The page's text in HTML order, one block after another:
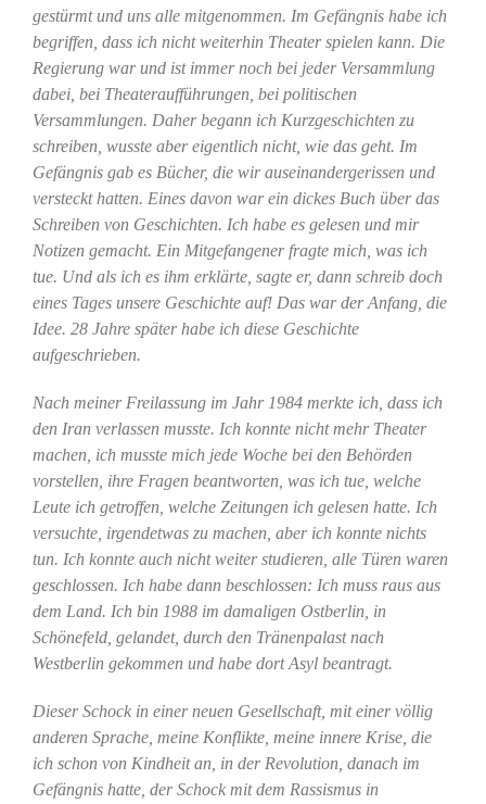
gestürmt und uns alle mitgenommen. Im Gefängnis habe ich
begriffen, dass ich nicht weiterhin Theater spielen kann. Die
Regierung war und ist immer noch bei jeder Versammlung
dabei, bei Theateraufführungen, bei politischen
Versammlungen. Daher begann ich Kurzgeschichten zu
schreiben, wusste aber eigentlich nicht, wie das geht. Im
Gefängnis gab es Bücher, die wir auseinandergerissen und
versteckt hatten. Eines davon war ein dickes Buch über das
Schreiben von Geschichten. Ich habe es gelesen und mir
Notizen gemacht. Ein Mitgefangener fragte mich, was ich
tue. Und als ich es ihm erklärte, sagte er, dann schreib doch
eines Tages unsere Geschichte auf! Das war der Anfang, die
Idee. 28 Jahre später habe ich diese Geschichte
aufgeschrieben.
Nach meiner Freilassung im Jahr 1984 merkte ich, dass ich
den Iran verlassen musste. Ich konnte nicht mehr Theater
machen, ich musste mich jede Woche bei den Behörden
vorstellen, ihre Fragen beantworten, was ich tue, welche
Leute ich getroffen, welche Zeitungen ich gelesen hatte. Ich
versuchte, irgendetwas zu machen, aber ich konnte nichts
tun. Ich konnte auch nicht weiter studieren, alle Türen waren
geschlossen. Ich habe dann beschlossen: Ich muss raus aus
dem Land. Ich bin 1988 im damaligen Ostberlin, in
Schönefeld, gelandet, durch den Tränenpalast nach
Westberlin gekommen und habe dort Asyl beantragt.
Dieser Schock in einer neuen Gesellschaft, mit einer völlig
anderen Sprache, meine Konflikte, meine innere Krise, die
ich schon von Kindheit an, in der Revolution, danach im
Gefängnis hatte, der Schock mit dem Rassismus in